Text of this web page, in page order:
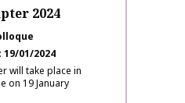
2024
19/01/2024
will take place in
on 19 January